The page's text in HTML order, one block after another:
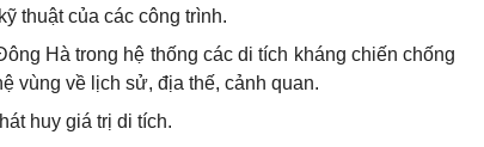
thuật của các công trình.
Hà trong hệ thống các di tích kháng chiến chống
vùng về lịch sử, địa thế, cảnh quan.
huy giá trị di tích.